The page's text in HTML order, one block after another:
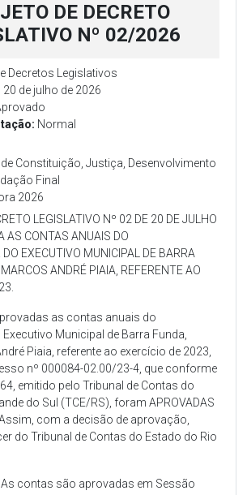
DE DECRETO
Nº 02/2026
Decretos Legislativos
20 de julho de 2026
Normal
Constituição, Justiça, Desenvolvimento
Final
2026
LEGISLATIVO Nº 02 DE 20 DE JULHO
AS CONTAS ANUAIS DO
EXECUTIVO MUNICIPAL DE BARRA
ANDRÉ PIAIA, REFERENTE AO
as contas anuais do
Municipal de Barra Funda,
Piaia, referente ao exercício de 2023,
nº 000084-02.00/23-4, que conforme
emitido pelo Tribunal de Contas do
do Sul (TCE/RS), foram APROVADAS
Assim, com a decisão de aprovação,
do Tribunal de Contas do Estado do Rio
contas são aprovadas em Sessão